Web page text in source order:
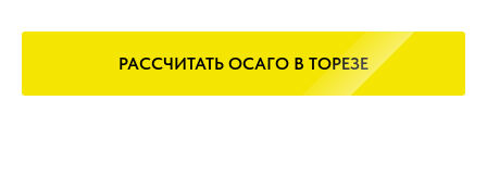
РАССЧИТАТЬ ОСАГО В ТОРЕЗЕ